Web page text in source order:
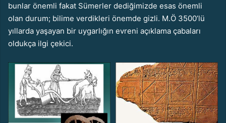
bunlar önemli fakat Sümerler dediğimizde esas önemli
olan durum; bilime verdikleri önemde gizli. M.Ö 3500’lü
yıllarda yaşayan bir uygarlığın evreni açıklama çabaları
oldukça ilgi çekici.